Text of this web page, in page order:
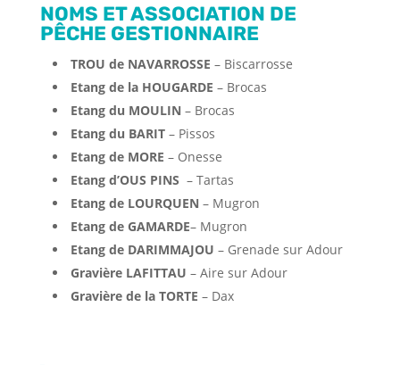
NOMS ET ASSOCIATION DE
PÊCHE GESTIONNAIRE
TROU de NAVARROSSE – Biscarrosse
Etang de la HOUGARDE – Brocas
Etang du MOULIN – Brocas
Etang du BARIT – Pissos
Etang de MORE – Onesse
Etang d’OUS PINS – Tartas
Etang de LOURQUEN – Mugron
Etang de GAMARDE– Mugron
Etang de DARIMMAJOU – Grenade sur Adour
Gravière LAFITTAU – Aire sur Adour
Gravière de la TORTE – Dax